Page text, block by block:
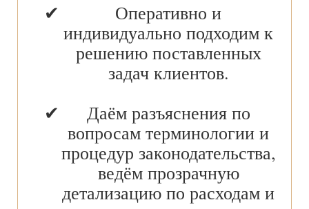
Оперативно и
индивидуально подходим к
решению поставленных
задач клиентов.
Даём разъяснения по
вопросам терминологии и
процедур законодательства,
ведём прозрачную
детализацию по расходам и